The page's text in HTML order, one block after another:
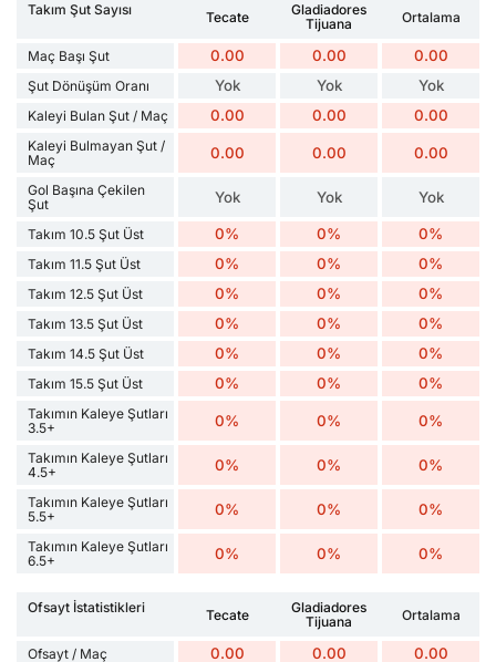
Takım Şut Sayısı Tecate
Gladiadores
Tijuana
Ortalama
Maç Başı Şut 0.00 0.00 0.00
Şut Dönüşüm Oranı Yok Yok Yok
Kaleyi Bulan Şut / Maç 0.00 0.00 0.00
Kaleyi Bulmayan Şut /
Maç
0.00 0.00 0.00
Gol Başına Çekilen
Şut
Yok Yok Yok
Takım 10.5 Şut Üst 0% 0% 0%
Takım 11.5 Şut Üst 0% 0% 0%
Takım 12.5 Şut Üst 0% 0% 0%
Takım 13.5 Şut Üst 0% 0% 0%
Takım 14.5 Şut Üst 0% 0% 0%
Takım 15.5 Şut Üst 0% 0% 0%
Takımın Kaleye Şutları
3.5+
0% 0% 0%
Takımın Kaleye Şutları
4.5+
0% 0% 0%
Takımın Kaleye Şutları
5.5+
0% 0% 0%
Takımın Kaleye Şutları
6.5+
0% 0% 0%
Ofsayt İstatistikleri Tecate
Gladiadores
Tijuana
Ortalama
Ofsayt / Maç 0.00 0.00 0.00